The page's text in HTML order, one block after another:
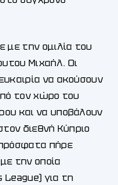
με την ομιλία του
Μιχαήλ. Οι
να ακούσουν
τον χώρο του
και να υποβάλουν
διεθνή Κύπριο
πήρε
την οποία
για τη